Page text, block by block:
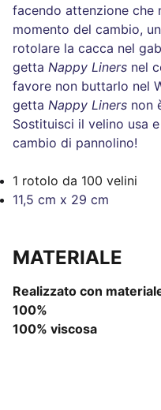
facendo attenzione che
momento del cambio,
rotolare la cacca nel
getta Nappy Liners nel
favore non buttarlo nel
getta Nappy Liners non
Sostituisci il velino usa
cambio di pannolino!
1 rotolo da 100 velini
11,5 cm x 29 cm
MATERIALE
Realizzato con
100%
100% viscosa